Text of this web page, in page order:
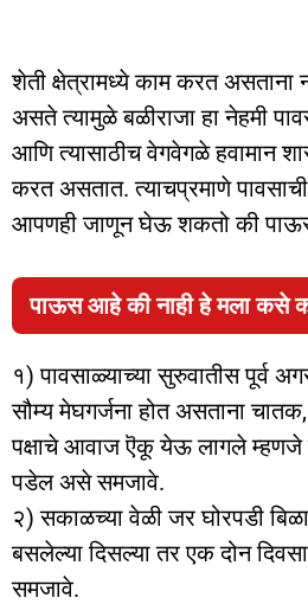
शेती क्षेत्रामध्ये काम करत असताना
असते त्यामुळे बळीराजा हा नेहमी
आणि त्यासाठीच वेगवेगळे हवामान
करत असतात. त्याचप्रमाणे
आपणही जाणून घेऊ शकतो की
पाऊस आहे की नाही हे मला कसे
१) पावसाळ्याच्या सुरुवातीस पूर्व
सौम्य मेघगर्जना होत असताना
पक्षाचे आवाज ऎकू येऊ लागले म्हणजे
पडेल असे समजावे.
२) सकाळच्या वेळी जर घोरपडी
बसलेल्या दिसल्या तर एक दोन
समजावे.